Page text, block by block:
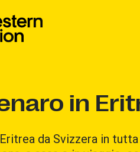
in
da Svizzera in